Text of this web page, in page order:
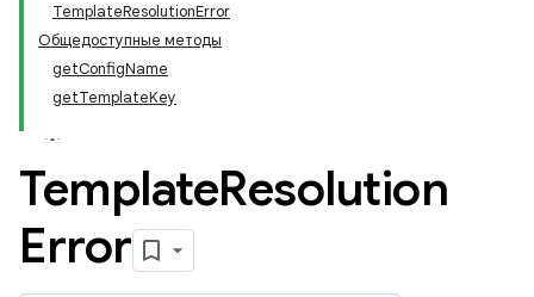
TemplateResolutionError
Общедоступные методы
getConfigName
getTemplateKey
TemplateResolution
Error